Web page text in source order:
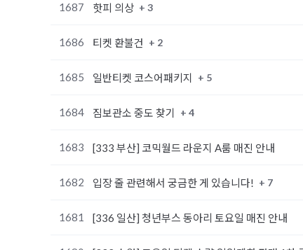
1687 핫피 의상 + 3
1686 티켓 환불건 + 2
1685 일반티켓 코스어패키지 + 5
1684 짐보관소 중도 찾기 + 4
1683 [333 부산] 코믹월드 라운지 A룸 매진 안내
1682 입장 줄 관련해서 궁금한 게 있습니다! + 7
1681 [336 일산] 청년부스 동아리 토요일 매진 안내